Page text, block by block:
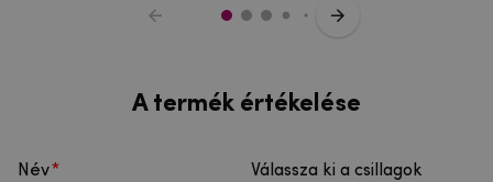
A termék értékelése
Név
Válassza ki a csillagok